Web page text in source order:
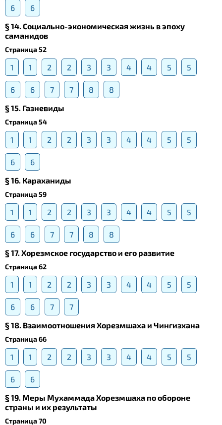
6
6
§ 14. Социально-экономическая жизнь в эпоху
саманидов
Страница 52
1 1 2 2 3 3 4 4 5 5
6 6 7 7 8
8
§ 15. Газневиды
Страница 54
1 1 2 2 3 3 4 4 5 5
6
6
§ 16. Караханиды
Страница 59
1 1 2 2 3 3 4 4 5 5
6 6 7 7 8
8
§ 17. Хорезмское государство и его развитие
Страница 62
1 1 2 2 3 3 4 4 5 5
6 6 7
7
§ 18. Взаимоотношения Хорезмшаха и Чингизхана
Страница 66
1 1 2 2 3 3 4 4 5 5
6
6
§ 19. Меры Мухаммада Хорезмшаха по обороне
страны и их результаты
Страница 70